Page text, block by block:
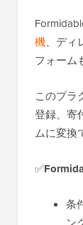
機、ディ
フォーム
このプラ
登録、寄
ムに変換
✅
条